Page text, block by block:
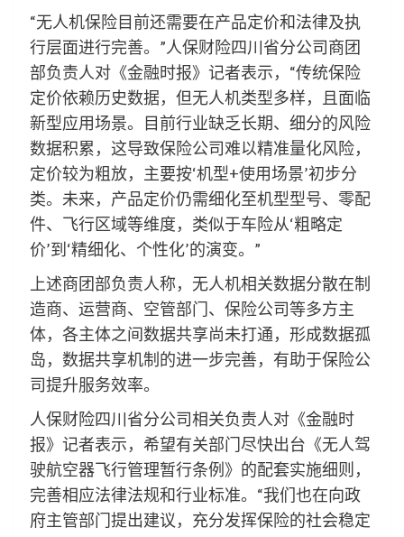
“无人机保险目前还需要在产品定价和法律及执
行层面进行完善。”人保财险四川省分公司商团
部负责人对《金融时报》记者表示，“传统保险
定价依赖历史数据，但无人机类型多样，且面临
新型应用场景。目前行业缺乏长期、细分的风险
数据积累，这导致保险公司难以精准量化风险，
定价较为粗放，主要按‘机型+使用场景’初步分
类。未来，产品定价仍需细化至机型型号、零配
件、飞行区域等维度，类似于车险从‘粗略定
价’到‘精细化、个性化’的演变。”
上述商团部负责人称，无人机相关数据分散在制
造商、运营商、空管部门、保险公司等多方主
体，各主体之间数据共享尚未打通，形成数据孤
岛，数据共享机制的进一步完善，有助于保险公
司提升服务效率。
人保财险四川省分公司相关负责人对《金融时
报》记者表示，希望有关部门尽快出台《无人驾
驶航空器飞行管理暂行条例》的配套实施细则，
完善相应法律法规和行业标准。“我们也在向政
府主管部门提出建议，充分发挥保险的社会稳定